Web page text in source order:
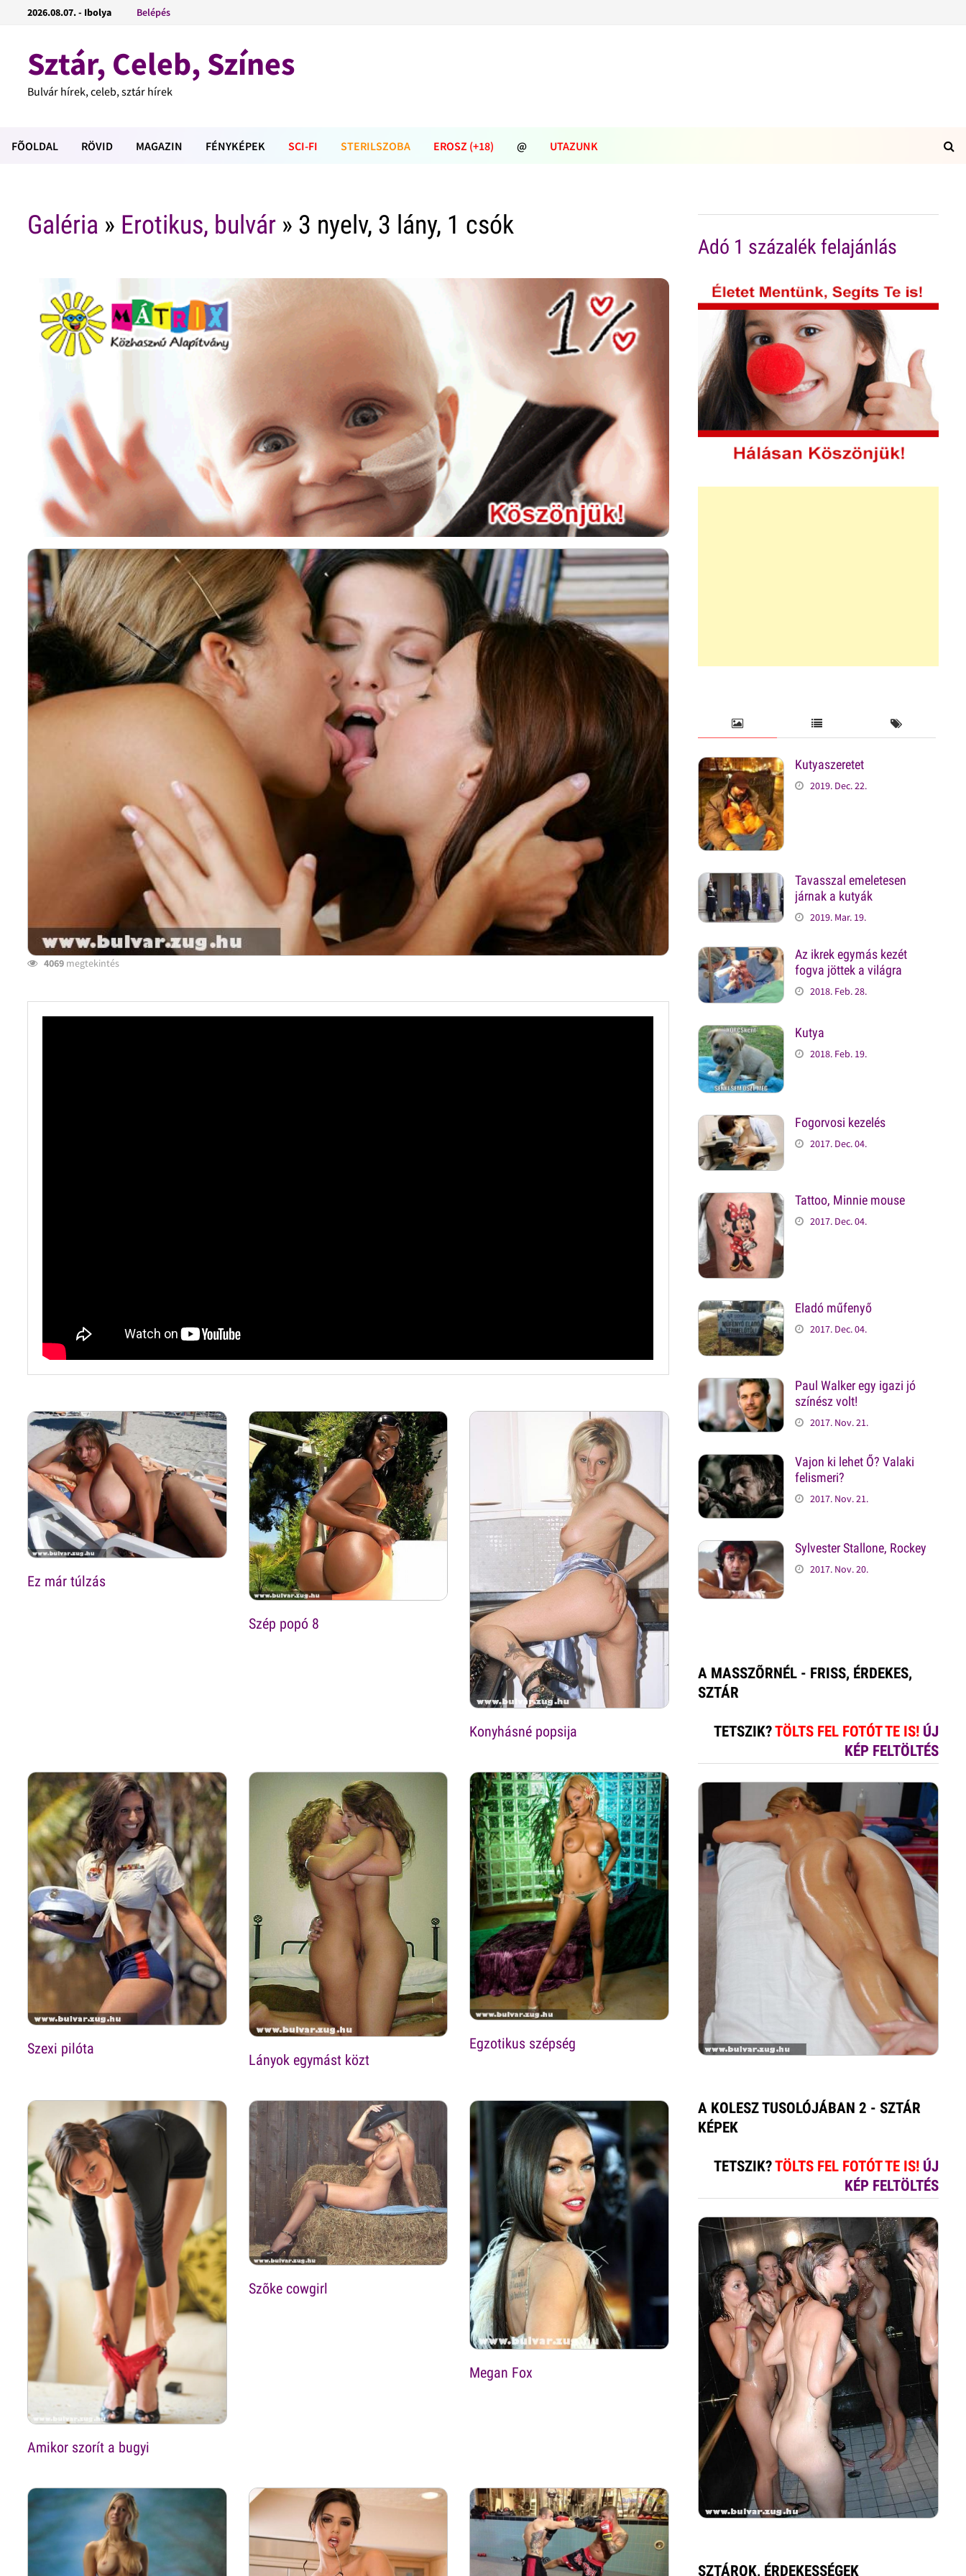
2026.08.07. - Ibolya Belépés
Sztár, Celeb, Színes
Bulvár hírek, celeb, sztár hírek
FÕOLDAL RÖVID MAGAZIN FÉNYKÉPEK SCI-FI STERILSZOBA EROSZ (+18) @ UTAZUNK
Galéria » Erotikus, bulvár » 3 nyelv, 3 lány, 1 csók
4069 megtekintés
Ez már túlzás
Szép popó 8
Konyhásné popsija
Szexi pilóta
Lányok egymást közt
Egzotikus szépség
Amikor szorít a bugyi
Szõke cowgirl
Megan Fox
Adó 1 százalék felajánlás
Kutyaszeretet
2019. Dec. 22.
Tavasszal emeletesen
járnak a kutyák
2019. Mar. 19.
Az ikrek egymás kezét
fogva jöttek a világra
2018. Feb. 28.
Kutya
2018. Feb. 19.
Fogorvosi kezelés
2017. Dec. 04.
Tattoo, Minnie mouse
2017. Dec. 04.
Eladó műfenyő
2017. Dec. 04.
Paul Walker egy igazi jó
színész volt!
2017. Nov. 21.
Vajon ki lehet Ő? Valaki
felismeri?
2017. Nov. 21.
Sylvester Stallone, Rockey
2017. Nov. 20.
A MASSZÕRNÉL - FRISS, ÉRDEKES,
SZTÁR
TETSZIK?TÖLTS FEL FOTÓT TE IS! ÚJ
KÉP FELTÖLTÉS
A KOLESZ TUSOLÓJÁBAN 2 - SZTÁR
KÉPEK
TETSZIK?TÖLTS FEL FOTÓT TE IS! ÚJ
KÉP FELTÖLTÉS
SZTÁROK, ÉRDEKESSÉGEK